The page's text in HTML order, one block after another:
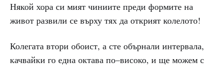
Някой хора си мият чиниите преди формите на
живот развили се върху тях да открият колелото!
Колегата втори обоист, а сте обърнали интервала,
качвайки го една октава по–високо, и ще можем с